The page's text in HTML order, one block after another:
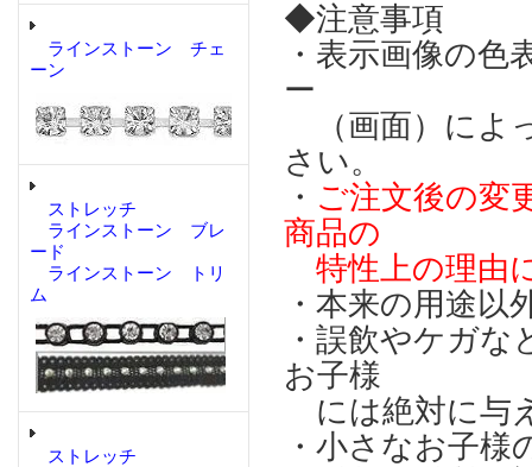
ラインストーン チェ
ーン
ストレッチ
ラインストーン ブレ
ード
ラインストーン トリ
ム
ストレッチ
◆注意事項
・表示画像の
ー
（画面）によ
さい。
・ ご注文後の変
商品の
特性上の理由
・本来の用途
・誤飲やケガ
お子様
には絶対に与
・小さなお子